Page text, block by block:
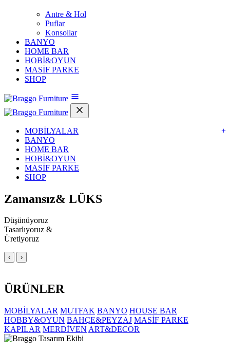
Antre & Hol
Puflar
Konsollar
BANYO
HOME BAR
HOBİ&OYUN
MASİF PARKE
SHOP
MOBİLYALAR
+
BANYO
HOME BAR
HOBİ&OYUN
MASİF PARKE
SHOP
Zamansız& LÜKS
Düşünüyoruz
Tasarlıyoruz &
Üretiyoruz
‹ ›
ÜRÜNLER
MOBİLYALAR MUTFAK BANYO HOUSE BAR
HOBBY&OYUN BAHÇE&PEYZAJ MASİF PARKE
KAPILAR MERDİVEN ART&DECOR